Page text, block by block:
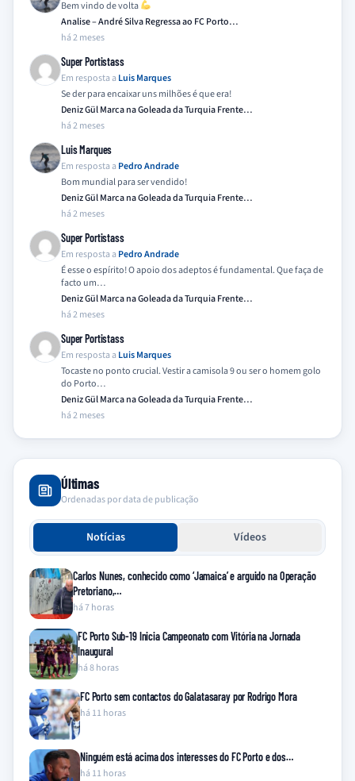
Bem vindo de volta
Analise – André Silva Regressa ao FC Porto…
há 2 meses
Super Portistass
Em resposta a Luis Marques
Se der para encaixar uns milhões é que era!
Deniz Gül Marca na Goleada da Turquia Frente…
há 2 meses
Luis Marques
Em resposta a Pedro Andrade
Bom mundial para ser vendido!
Deniz Gül Marca na Goleada da Turquia Frente…
há 2 meses
Super Portistass
Em resposta a Pedro Andrade
É esse o espírito! O apoio dos adeptos é fundamental. Que faça de
facto um…
Deniz Gül Marca na Goleada da Turquia Frente…
há 2 meses
Super Portistass
Em resposta a Luis Marques
Tocaste no ponto crucial. Vestir a camisola 9 ou ser o homem golo
do Porto…
Deniz Gül Marca na Goleada da Turquia Frente…
há 2 meses
Últimas
Ordenadas por data de publicação
Notícias Vídeos
Carlos Nunes, conhecido como ‘Jamaica’ e arguido na Operação
Pretoriano,…
há 7 horas
FC Porto Sub-19 Inicia Campeonato com Vitória na Jornada
Inaugural
há 8 horas
FC Porto sem contactos do Galatasaray por Rodrigo Mora
há 11 horas
Ninguém está acima dos interesses do FC Porto e dos…
há 11 horas